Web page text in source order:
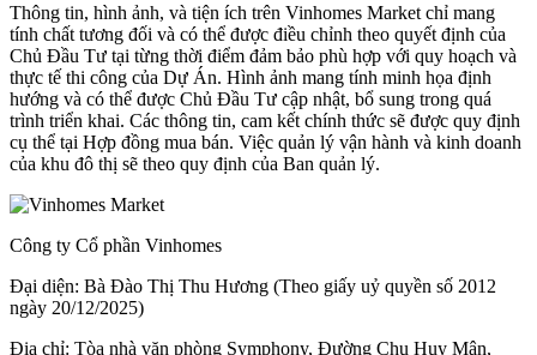
Thông tin, hình ảnh, và tiện ích trên Vinhomes Market chỉ mang
tính chất tương đối và có thể được điều chỉnh theo quyết định của
Chủ Đầu Tư tại từng thời điểm đảm bảo phù hợp với quy hoạch và
thực tế thi công của Dự Án. Hình ảnh mang tính minh họa định
hướng và có thể được Chủ Đầu Tư cập nhật, bổ sung trong quá
trình triển khai. Các thông tin, cam kết chính thức sẽ được quy định
cụ thể tại Hợp đồng mua bán. Việc quản lý vận hành và kinh doanh
của khu đô thị sẽ theo quy định của Ban quản lý.
Công ty Cổ phần Vinhomes
Đại diện: Bà Đào Thị Thu Hương (Theo giấy uỷ quyền số 2012
ngày 20/12/2025)
Địa chỉ: Tòa nhà văn phòng Symphony, Đường Chu Huy Mân,